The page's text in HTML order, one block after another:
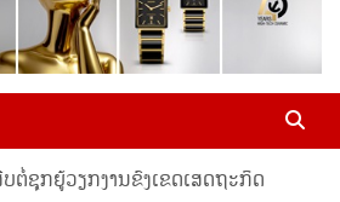
ຕໍ່ຊຸກຍູ້ວຽກງານຂົງເຂດເສດຖະກິດ